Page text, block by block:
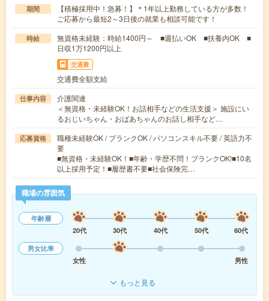
期間
【積極採用中！急募！】＊1年以上勤務している方が多数！
ご応募から最短2～3日後の就業も相談可能です！
時給
無資格未経験：時給1400円～ ■週払いOK ■扶養内OK ■
日収1万1200円以上
交通費
交通費全額支給
仕事内容
介護関連
＜無資格・未経験OK！お話相手などの生活支援＞ 施設にい
るおじいちゃん・おばあちゃんのお話し相手など…
応募資格
職種未経験OK / ブランクOK / パソコンスキル不要 / 英語力不
要
■無資格・未経験OK！■年齢・学歴不問！ブランクOK!■10名
以上採用予定！■履歴書不要■社会保険完…
職場の雰囲気
年齢層
20代
30代 40代 50代
60代
男女比率
女性
男性
もっと見る